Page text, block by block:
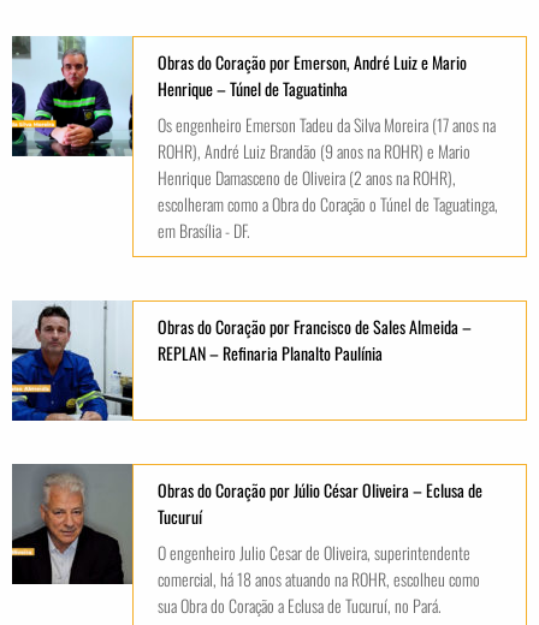
Obras do Coração por Emerson, André Luiz e Mario
Henrique – Túnel de Taguatinha
Os engenheiro Emerson Tadeu da Silva Moreira (17 anos na
ROHR), André Luiz Brandão (9 anos na ROHR) e Mario
Henrique Damasceno de Oliveira (2 anos na ROHR),
escolheram como a Obra do Coração o Túnel de Taguatinga,
em Brasília - DF.
Obras do Coração por Francisco de Sales Almeida –
REPLAN – Refinaria Planalto Paulínia
Obras do Coração por Júlio César Oliveira – Eclusa de
Tucuruí
O engenheiro Julio Cesar de Oliveira, superintendente
comercial, há 18 anos atuando na ROHR, escolheu como
sua Obra do Coração a Eclusa de Tucuruí, no Pará.